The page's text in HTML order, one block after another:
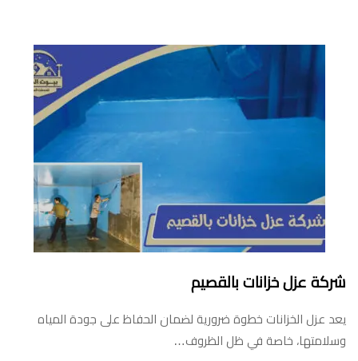
شركة عزل خزانات بالقصيم
يعد عزل الخزانات خطوة ضرورية لضمان الحفاظ على جودة المياه
وسلامتها، خاصة في ظل الظروف…